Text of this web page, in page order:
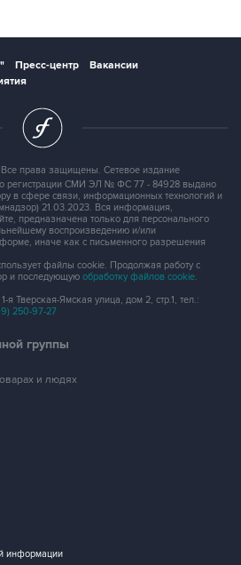
Пресс-центр
Вакансии
права защищены. Сетевое издание
о регистрации СМИ ЭЛ № ФС 77 - 84928 выдано
в сфере связи, информационных технологий и
21.03.2023. Вся информация,
предназначена только для персонального
воспроизведению и/или
иначе как с письменного разрешения
файлы cookie. Продолжая работу с
и последующую обработку файлов cookie.
Тверская-Ямская улица, дом 2, стр.1, тел.:
250-97-27
группы
и людях
информации